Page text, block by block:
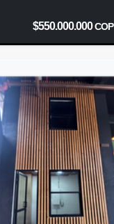
$550.000.000COP